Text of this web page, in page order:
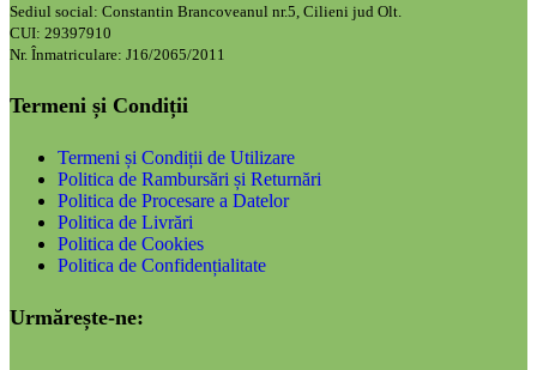
Sediul social: Constantin Brancoveanul nr.5, Cilieni jud Olt.
CUI: 29397910
Nr. Înmatriculare: J16/2065/2011
Termeni și Condiții
Termeni și Condiții de Utilizare
Politica de Rambursări și Returnări
Politica de Procesare a Datelor
Politica de Livrări
Politica de Cookies
Politica de Confidențialitate
Urmărește-ne: